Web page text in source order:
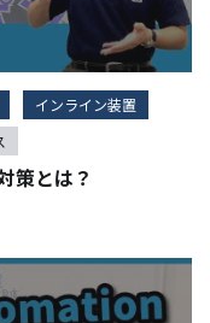
インライン装置
策とは？